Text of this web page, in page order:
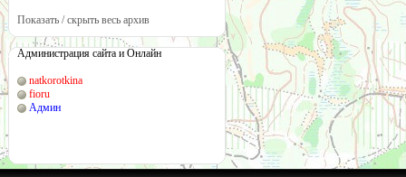
Показать / скрыть весь архив
Администрация сайта и Онлайн
natkorotkina
fioru
Админ